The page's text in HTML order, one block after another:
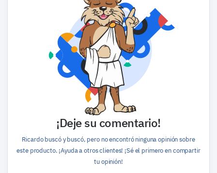
¡Deje su comentario!
Ricardo buscó y buscó, pero no encontró ninguna opinión sobre
este producto. ¡Ayuda a otros clientes! ¡Sé el primero en compartir
tu opinión!